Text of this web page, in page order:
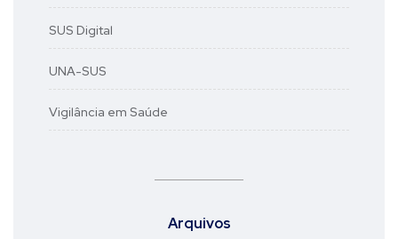
SUS Digital
UNA-SUS
Vigilância em Saúde
Arquivos